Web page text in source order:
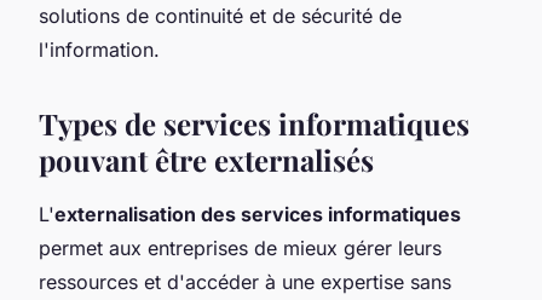
solutions de continuité et de sécurité de
l'information.
Types de services informatiques
pouvant être externalisés
L'externalisation des services informatiques
permet aux entreprises de mieux gérer leurs
ressources et d'accéder à une expertise sans